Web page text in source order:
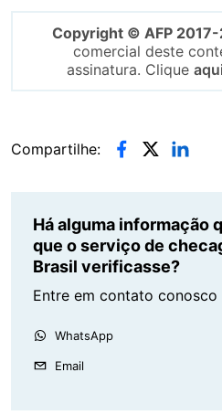
Copyright © AFP
comercial deste
assinatura. Clique aqui
Compartilhe:
Há alguma informação
que o serviço de
Brasil verificasse?
Entre em contato conosco
WhatsApp
Email